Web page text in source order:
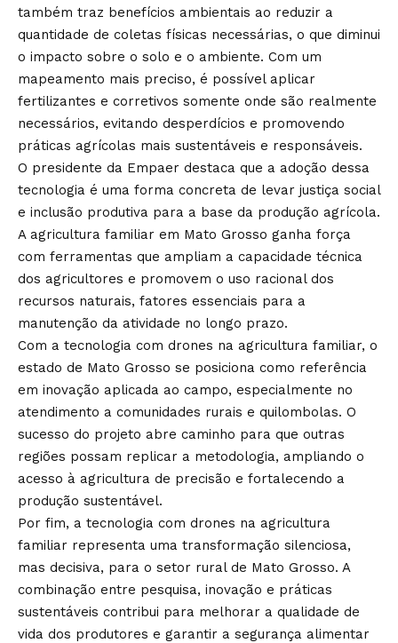
também traz benefícios ambientais ao reduzir a
quantidade de coletas físicas necessárias, o que diminui
o impacto sobre o solo e o ambiente. Com um
mapeamento mais preciso, é possível aplicar
fertilizantes e corretivos somente onde são realmente
necessários, evitando desperdícios e promovendo
práticas agrícolas mais sustentáveis e responsáveis.
O presidente da Empaer destaca que a adoção dessa
tecnologia é uma forma concreta de levar justiça social
e inclusão produtiva para a base da produção agrícola.
A agricultura familiar em Mato Grosso ganha força
com ferramentas que ampliam a capacidade técnica
dos agricultores e promovem o uso racional dos
recursos naturais, fatores essenciais para a
manutenção da atividade no longo prazo.
Com a tecnologia com drones na agricultura familiar, o
estado de Mato Grosso se posiciona como referência
em inovação aplicada ao campo, especialmente no
atendimento a comunidades rurais e quilombolas. O
sucesso do projeto abre caminho para que outras
regiões possam replicar a metodologia, ampliando o
acesso à agricultura de precisão e fortalecendo a
produção sustentável.
Por fim, a tecnologia com drones na agricultura
familiar representa uma transformação silenciosa,
mas decisiva, para o setor rural de Mato Grosso. A
combinação entre pesquisa, inovação e práticas
sustentáveis contribui para melhorar a qualidade de
vida dos produtores e garantir a segurança alimentar